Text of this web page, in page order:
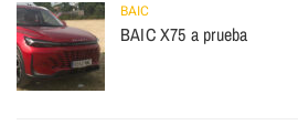
BAIC
BAIC X75 a prueba